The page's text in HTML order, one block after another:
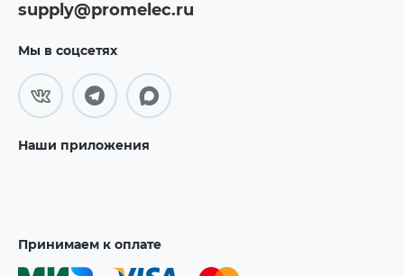
supply@promelec.ru
Мы в соцсетях
Наши приложения
Принимаем к оплате